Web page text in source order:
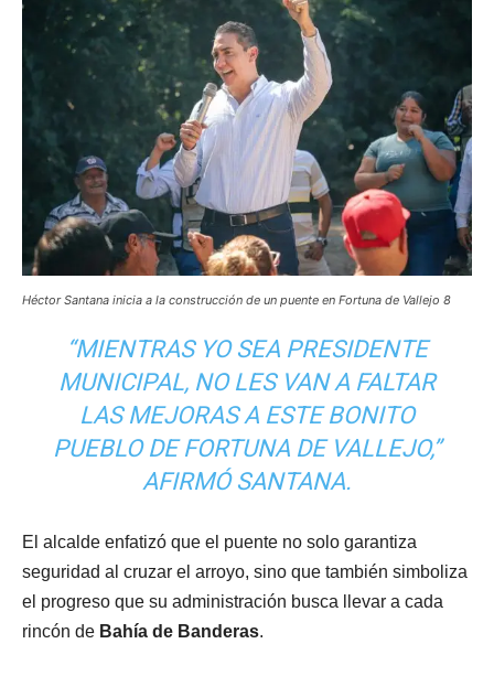
Héctor Santana inicia a la construcción de un puente en Fortuna de Vallejo 8
“MIENTRAS YO SEA PRESIDENTE
MUNICIPAL, NO LES VAN A FALTAR
LAS MEJORAS A ESTE BONITO
PUEBLO DE FORTUNA DE VALLEJO,”
AFIRMÓ SANTANA.
El alcalde enfatizó que el puente no solo garantiza
seguridad al cruzar el arroyo, sino que también simboliza
el progreso que su administración busca llevar a cada
rincón de Bahía de Banderas.